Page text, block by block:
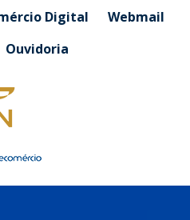
Digital
Webmail
Ouvidoria